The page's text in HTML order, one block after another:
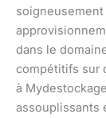
dans le
compétitifs sur
à
assouplissants